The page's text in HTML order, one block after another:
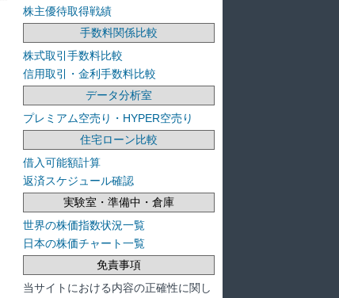
株主優待取得戦績
手数料関係比較
株式取引手数料比較
信用取引・金利手数料比較
データ分析室
プレミアム空売り・HYPER空売り
住宅ローン比較
借入可能額計算
返済スケジュール確認
実験室・準備中・倉庫
世界の株価指数状況一覧
日本の株価チャート一覧
免責事項
当サイトにおける内容の正確性に関し